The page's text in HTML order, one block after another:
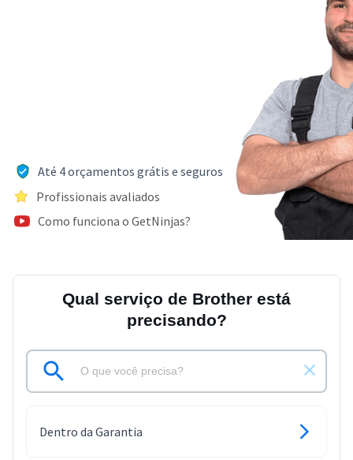
Até 4 orçamentos grátis e seguros
Profissionais avaliados
Como funciona o GetNinjas?
Qual serviço de Brother está
precisando?
Dentro da Garantia